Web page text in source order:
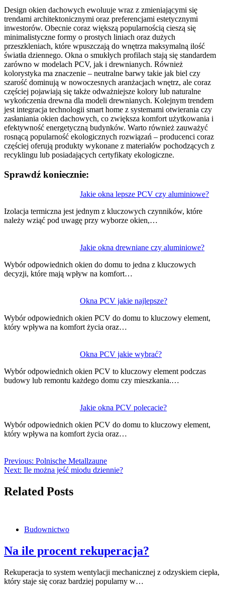
Design okien dachowych ewoluuje wraz z zmieniającymi się
trendami architektonicznymi oraz preferencjami estetycznymi
inwestorów. Obecnie coraz większą popularnością cieszą się
minimalistyczne formy o prostych liniach oraz dużych
przeszkleniach, które wpuszczają do wnętrza maksymalną ilość
światła dziennego. Okna o smukłych profilach stają się standardem
zarówno w modelach PCV, jak i drewnianych. Również
kolorystyka ma znaczenie – neutralne barwy takie jak biel czy
szarość dominują w nowoczesnych aranżacjach wnętrz, ale coraz
częściej pojawiają się także odważniejsze kolory lub naturalne
wykończenia drewna dla modeli drewnianych. Kolejnym trendem
jest integracja technologii smart home z systemami otwierania czy
zasłaniania okien dachowych, co zwiększa komfort użytkowania i
efektywność energetyczną budynków. Warto również zauważyć
rosnącą popularność ekologicznych rozwiązań – producenci coraz
częściej oferują produkty wykonane z materiałów pochodzących z
recyklingu lub posiadających certyfikaty ekologiczne.
Sprawdź koniecznie:
Jakie okna lepsze PCV czy aluminiowe?
Izolacja termiczna jest jednym z kluczowych czynników, które
należy wziąć pod uwagę przy wyborze okien,…
Jakie okna drewniane czy aluminiowe?
Wybór odpowiednich okien do domu to jedna z kluczowych
decyzji, które mają wpływ na komfort…
Okna PCV jakie najlepsze?
Wybór odpowiednich okien PCV do domu to kluczowy element,
który wpływa na komfort życia oraz…
Okna PCV jakie wybrać?
Wybór odpowiednich okien PCV to kluczowy element podczas
budowy lub remontu każdego domu czy mieszkania.…
Jakie okna PCV polecacie?
Wybór odpowiednich okien PCV do domu to kluczowy element,
który wpływa na komfort życia oraz…
wpisu
Previous: Polnische Metallzaune
Next: Ile można jeść miodu dziennie?
Related Posts
Budownictwo
Na ile procent rekuperacja?
Rekuperacja to system wentylacji mechanicznej z odzyskiem ciepła,
który staje się coraz bardziej popularny w…